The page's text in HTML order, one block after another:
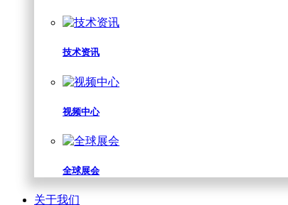
技术资讯
视频中心
全球展会
关于我们